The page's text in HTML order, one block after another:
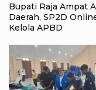
Bupati Raja Ampat
Daerah, SP2D
Kelola APBD